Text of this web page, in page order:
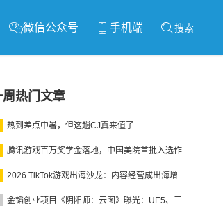
微信公众号 手机端 搜索
周热门文章
热到差点中暑，但这趟CJ真来值了
腾讯游戏百万奖学金落地，中国美院首批入选作品获业内关注
2026 TikTok游戏出海沙龙：内容经营成出海增长新引擎
金韬创业项目《阴阳师：云图》曝光：UE5、三端互通、ARPG